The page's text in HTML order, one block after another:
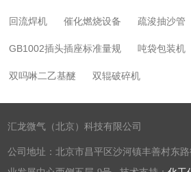
回流焊机 催化燃烧设备 疏浚抽沙管
GB1002插头插座标准量规 吨袋包装机
双吗啉二乙基醚 双辊破碎机
汇龙微气（北京）科技有限公司
公司地址：北京市昌平区沙河镇丰善村东